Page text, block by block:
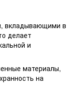
вкладывающими в
делает
и
материалы,
на